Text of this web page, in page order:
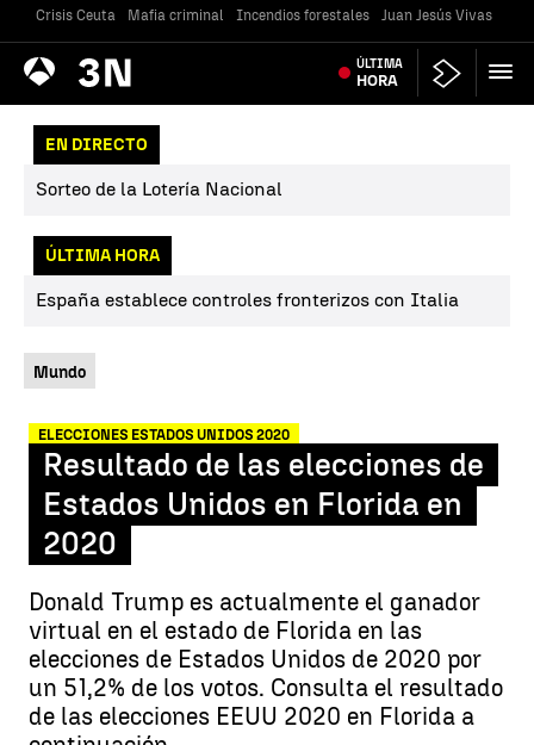
Crisis Ceuta Mafia criminal Incendios forestales Juan Jesús Vivas
Antena
3 Noticias ÚLTIMA
HORA
EN DIRECTO
Sorteo de la Lotería Nacional
ÚLTIMA HORA
España establece controles fronterizos con Italia
Mundo
ELECCIONES ESTADOS UNIDOS 2020
Resultado de las elecciones de
Estados Unidos en Florida en
2020
Donald Trump es actualmente el ganador
virtual en el estado de Florida en las
elecciones de Estados Unidos de 2020 por
un 51,2% de los votos. Consulta el resultado
de las elecciones EEUU 2020 en Florida a